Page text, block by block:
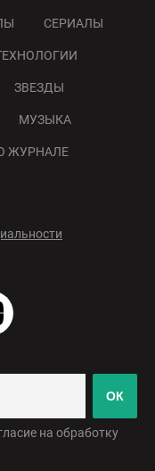
СЕРИАЛЫ
ЗВЕЗДЫ
МУЗЫКА
ЖУРНАЛЕ
ОК
на обработку